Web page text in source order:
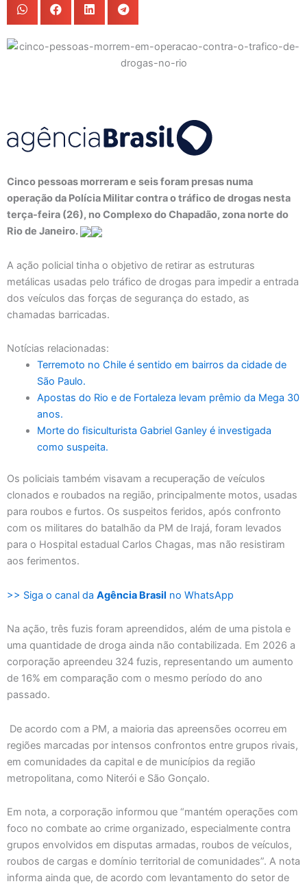
Cinco pessoas morreram e seis foram presas numa
operação da Polícia Militar contra o tráfico de drogas nesta
terça-feira (26), no Complexo do Chapadão, zona norte do
Rio de Janeiro.
A ação policial tinha o objetivo de retirar as estruturas
metálicas usadas pelo tráfico de drogas para impedir a entrada
dos veículos das forças de segurança do estado, as
chamadas barricadas.
Notícias relacionadas:
Terremoto no Chile é sentido em bairros da cidade de
São Paulo.
Apostas do Rio e de Fortaleza levam prêmio da Mega 30
anos.
Morte do fisiculturista Gabriel Ganley é investigada
como suspeita.
Os policiais também visavam a recuperação de veículos
clonados e roubados na região, principalmente motos, usadas
para roubos e furtos. Os suspeitos feridos, após confronto
com os militares do batalhão da PM de Irajá, foram levados
para o Hospital estadual Carlos Chagas, mas não resistiram
aos ferimentos.
>> Siga o canal da Agência Brasil no WhatsApp
Na ação, três fuzis foram apreendidos, além de uma pistola e
uma quantidade de droga ainda não contabilizada. Em 2026 a
corporação apreendeu 324 fuzis, representando um aumento
de 16% em comparação com o mesmo período do ano
passado.
De acordo com a PM, a maioria das apreensões ocorreu em
regiões marcadas por intensos confrontos entre grupos rivais,
em comunidades da capital e de municípios da região
metropolitana, como Niterói e São Gonçalo.
Em nota, a corporação informou que “mantém operações com
foco no combate ao crime organizado, especialmente contra
grupos envolvidos em disputas armadas, roubos de veículos,
roubos de cargas e domínio territorial de comunidades”. A nota
informa ainda que, de acordo com levantamento do setor de